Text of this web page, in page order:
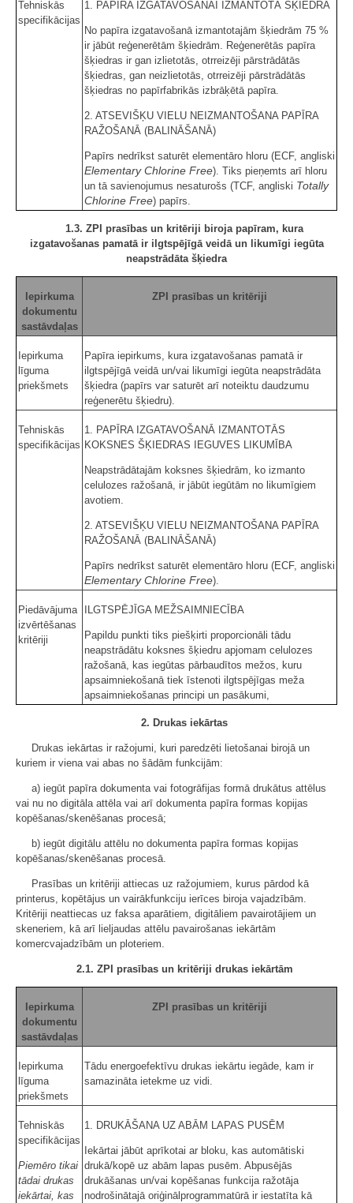
Tehniskās
specifikācijas
1. PAPĪRA IZGATAVOŠANAI IZMANTOTĀ ŠĶIEDRA
No papīra izgatavošanā izmantotajām šķiedrām 75 %
ir jābūt reģenerētām šķiedrām. Reģenerētās papīra
šķiedras ir gan izlietotās, otrreizēji pārstrādātās
šķiedras, gan neizlietotās, otrreizēji pārstrādātās
šķiedras no papīrfabrikās izbrāķētā papīra.
2. ATSEVIŠĶU VIELU NEIZMANTOŠANA PAPĪRA
RAŽOŠANĀ (BALINĀŠANĀ)
Papīrs nedrīkst saturēt elementāro hloru (ECF, angliski
Elementary Chlorine Free). Tiks pieņemts arī hloru
un tā savienojumus nesaturošs (TCF, angliski Totally
Chlorine Free) papīrs.
1.3. ZPI prasības un kritēriji biroja papīram, kura
izgatavošanas pamatā ir ilgtspējīgā veidā un likumīgi iegūta
neapstrādāta šķiedra
Iepirkuma
dokumentu
sastāvdaļas
ZPI prasības un kritēriji
Iepirkuma
līguma
priekšmets
Papīra iepirkums, kura izgatavošanas pamatā ir
ilgtspējīgā veidā un/vai likumīgi iegūta neapstrādāta
šķiedra (papīrs var saturēt arī noteiktu daudzumu
reģenerētu šķiedru).
Tehniskās
specifikācijas
1. PAPĪRA IZGATAVOŠANĀ IZMANTOTĀS
KOKSNES ŠĶIEDRAS IEGUVES LIKUMĪBA
Neapstrādātajām koksnes šķiedrām, ko izmanto
celulozes ražošanā, ir jābūt iegūtām no likumīgiem
avotiem.
2. ATSEVIŠĶU VIELU NEIZMANTOŠANA PAPĪRA
RAŽOŠANĀ (BALINĀŠANĀ)
Papīrs nedrīkst saturēt elementāro hloru (ECF, angliski
Elementary Chlorine Free).
Piedāvājuma
izvērtēšanas
kritēriji
ILGTSPĒJĪGA MEŽSAIMNIECĪBA
Papildu punkti tiks piešķirti proporcionāli tādu
neapstrādātu koksnes šķiedru apjomam celulozes
ražošanā, kas iegūtas pārbaudītos mežos, kuru
apsaimniekošanā tiek īstenoti ilgtspējīgas meža
apsaimniekošanas principi un pasākumi,
2. Drukas iekārtas
Drukas iekārtas ir ražojumi, kuri paredzēti lietošanai birojā un
kuriem ir viena vai abas no šādām funkcijām:
a) iegūt papīra dokumenta vai fotogrāfijas formā drukātus attēlus
vai nu no digitāla attēla vai arī dokumenta papīra formas kopijas
kopēšanas/skenēšanas procesā;
b) iegūt digitālu attēlu no dokumenta papīra formas kopijas
kopēšanas/skenēšanas procesā.
Prasības un kritēriji attiecas uz ražojumiem, kurus pārdod kā
printerus, kopētājus un vairākfunkciju ierīces biroja vajadzībām.
Kritēriji neattiecas uz faksa aparātiem, digitāliem pavairotājiem un
skeneriem, kā arī lieljaudas attēlu pavairošanas iekārtām
komercvajadzībām un ploteriem.
2.1. ZPI prasības un kritēriji drukas iekārtām
Iepirkuma
dokumentu
sastāvdaļas
ZPI prasības un kritēriji
Iepirkuma
līguma
priekšmets
Tādu energoefektīvu drukas iekārtu iegāde, kam ir
samazināta ietekme uz vidi.
Tehniskās
specifikācijas
Piemēro tikai
tādai drukas
iekārtai, kas
1. DRUKĀŠANA UZ ABĀM LAPAS PUSĒM
Iekārtai jābūt aprīkotai ar bloku, kas automātiski
drukā/kopē uz abām lapas pusēm. Abpusējās
drukāšanas un/vai kopēšanas funkcija ražotāja
nodrošinātajā oriģinālprogrammatūrā ir iestatīta kā